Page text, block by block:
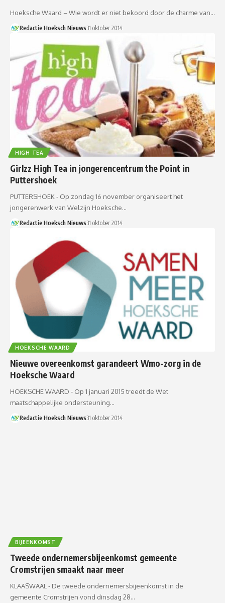
Hoeksche Waard – Wie wordt er niet bekoord door de charme van…
Redactie Hoeksch Nieuws31 oktober 2014
HIGH TEA
Girlzz High Tea in jongerencentrum the Point in
Puttershoek
PUTTERSHOEK - Op zondag 16 november organiseert het
jongerenwerk van Welzijn Hoeksche…
Redactie Hoeksch Nieuws31 oktober 2014
HOEKSCHE WAARD
Nieuwe overeenkomst garandeert Wmo-zorg in de
Hoeksche Waard
HOEKSCHE WAARD - Op 1 januari 2015 treedt de Wet
maatschappelijke ondersteuning…
Redactie Hoeksch Nieuws31 oktober 2014
BIJEENKOMST
Tweede ondernemersbijeenkomst gemeente
Cromstrijen smaakt naar meer
KLAASWAAL - De tweede ondernemersbijeenkomst in de
gemeente Cromstrijen vond dinsdag 28…